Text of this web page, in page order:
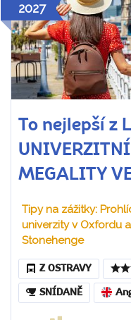
2027
To nejlepší z
MEGALITY
Tipy na zážitky:
univerzity v Oxfordu
Stonehenge
Z OSTRAVY
SNÍDANĚ